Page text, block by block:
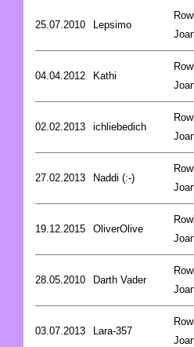
25.07.2010 Lepsimo
04.04.2012 Kathi
02.02.2013 ichliebedich
27.02.2013 Naddi (:-)
19.12.2015 OliverOlive
28.05.2010 Darth Vader
03.07.2013 Lara-357